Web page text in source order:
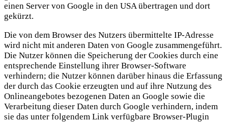
einen Server von Google in den USA übertragen und dort
gekürzt.
Die von dem Browser des Nutzers übermittelte IP-Adresse
wird nicht mit anderen Daten von Google zusammengeführt.
Die Nutzer können die Speicherung der Cookies durch eine
entsprechende Einstellung ihrer Browser-Software
verhindern; die Nutzer können darüber hinaus die Erfassung
der durch das Cookie erzeugten und auf ihre Nutzung des
Onlineangebotes bezogenen Daten an Google sowie die
Verarbeitung dieser Daten durch Google verhindern, indem
sie das unter folgendem Link verfügbare Browser-Plugin